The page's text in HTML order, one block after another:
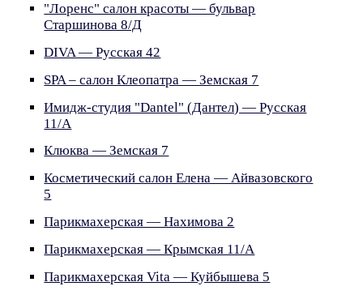
"Лоренс" салон красоты — бульвар
Старшинова 8/Д
DIVA — Русская 42
SPA – салон Клеопатра — Земская 7
Имидж-студия "Dantel" (Дантел) — Русская
11/A
Клюква — Земская 7
Косметический салон Елена — Айвазовского
5
Парикмахерская — Нахимова 2
Парикмахерская — Крымская 11/А
Парикмахерская Vita — Куйбышева 5